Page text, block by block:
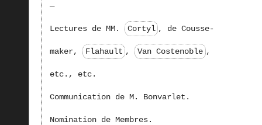
—
Lectures de MM. Cortyl , de Cousse-
maker, Flahault , Van Costenoble ,
etc., etc.
Communication de M. Bonvarlet.
Nomination de Membres.